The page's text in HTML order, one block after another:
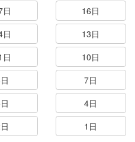
日
16日
日
13日
日
10日
7日
4日
1日